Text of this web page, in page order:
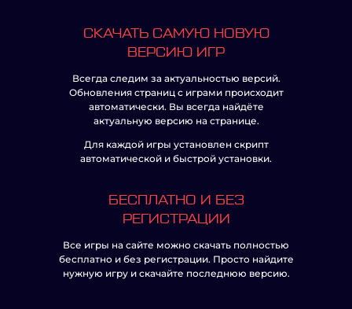
СКАЧАТЬ САМУЮ НОВУЮ
ВЕРСИЮ ИГР
Всегда следим за актуальностью версий.
Обновления страниц с играми происходит
автоматически. Вы всегда найдёте
актуальную версию на странице.
Для каждой игры установлен скрипт
автоматической и быстрой установки.
БЕСПЛАТНО И БЕЗ
РЕГИСТРАЦИИ
Все игры на сайте можно скачать полностью
бесплатно и без регистрации. Просто найдите
нужную игру и скачайте последнюю версию.